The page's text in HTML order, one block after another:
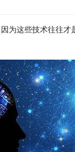
为这些技术往往才